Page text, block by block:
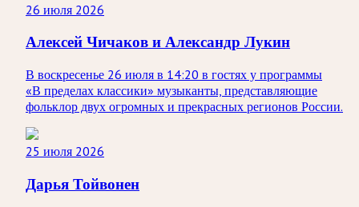
26 июля 2026
Алексей Чичаков и Александр Лукин
В воскресенье 26 июля в 14:20 в гостях у программы
«В пределах классики» музыканты, представляющие
фольклор двух огромных и прекрасных регионов России.
25 июля 2026
Дарья Тойвонен